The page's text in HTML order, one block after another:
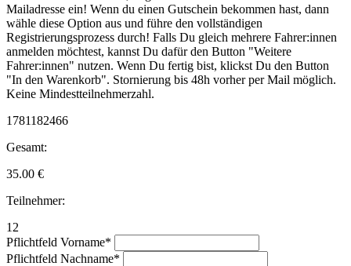
Mailadresse ein! Wenn du einen Gutschein bekommen hast, dann
wähle diese Option aus und führe den vollständigen
Registrierungsprozess durch! Falls Du gleich mehrere Fahrer:innen
anmelden möchtest, kannst Du dafür den Button "Weitere
Fahrer:innen" nutzen. Wenn Du fertig bist, klickst Du den Button
"In den Warenkorb". Stornierung bis 48h vorher per Mail möglich.
Keine Mindestteilnehmerzahl.
1781182466
Gesamt:
35.00 €
Teilnehmer:
12
Pflichtfeld Vorname*
Pflichtfeld Nachname*